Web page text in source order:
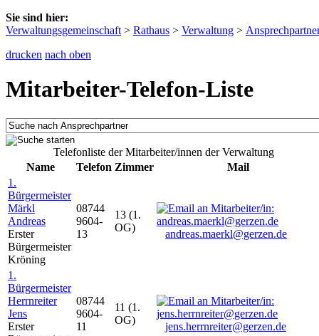
Sie sind hier:
Verwaltungsgemeinschaft > Rathaus > Verwaltung >
drucken nach oben
Mitarbeiter-Telefon-Liste
Telefonliste der Mitarbeiter/innen der Verwaltung
Name
Telefon Zimmer
Mail
1.
Bürgermeister
Märkl
Andreas
Erster
Bürgermeister
Kröning
08744
9604-
13
13 (1.
OG)
andreas.maerkl@gerzen.de
1.
Bürgermeister
Herrnreiter
Jens
Erster
08744
9604-
11
11 (1.
OG)
jens.herrnreiter@gerzen.de